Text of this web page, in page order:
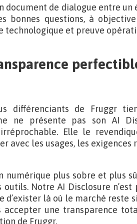
document de dialogue entre
bonnes questions, à
technologique et preuve
différenciants de Fruggr
ne présente pas son AI
Elle le
avec les usages, les
numérique plus sobre et plus
Notre AI Disclosure
là où le marché reste
accepter une transparence
de Fruggr.